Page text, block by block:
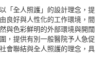
「全人照護」的設計理念，提
良好與人性化的工作環境，間
與色彩鮮明的外部環境與開闊
，提供有別一般醫院予人急促
會聯結與全人照護的理念，具